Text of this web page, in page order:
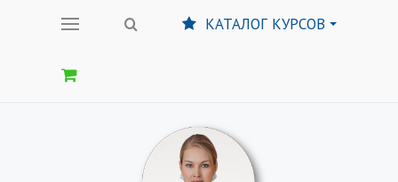
КАТАЛОГ КУРСОВ